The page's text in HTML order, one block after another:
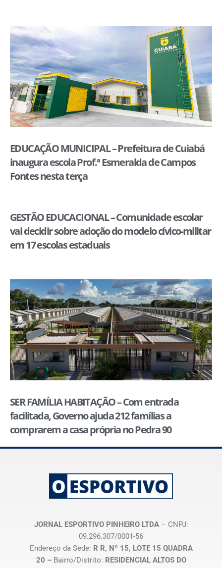
EDUCAÇÃO MUNICIPAL – Prefeitura de Cuiabá
inaugura escola Prof.ª Esmeralda de Campos
Fontes nesta terça
GESTÃO EDUCACIONAL – Comunidade escolar
vai decidir sobre adoção do modelo cívico-militar
em 17 escolas estaduais
SER FAMÍLIA HABITAÇÃO – Com entrada
facilitada, Governo ajuda 212 famílias a
comprarem a casa própria no Pedra 90
JORNAL ESPORTIVO PINHEIRO LTDA– CNPJ:
09.296.307/0001-56
Endereço da Sede: R R, Nº 15, LOTE 15 QUADRA
20 – Bairro/Distrito: RESIDENCIAL ALTOS DO